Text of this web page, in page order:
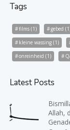
Tags
films (1) gebed
kleine wassing (1)
onreinheid (1)
Latest Posts
Allah,